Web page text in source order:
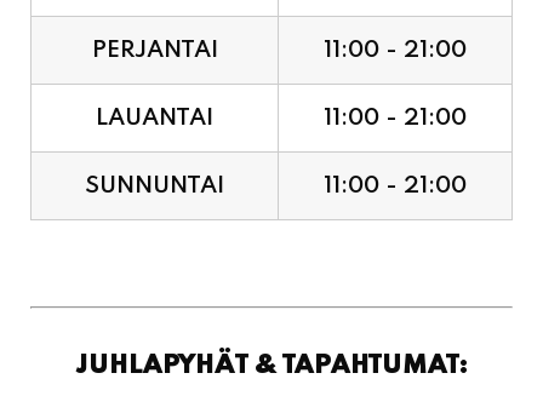
PERJANTAI 11:00 - 21:00
LAUANTAI 11:00 - 21:00
SUNNUNTAI 11:00 - 21:00
JUHLAPYHÄT & TAPAHTUMAT: